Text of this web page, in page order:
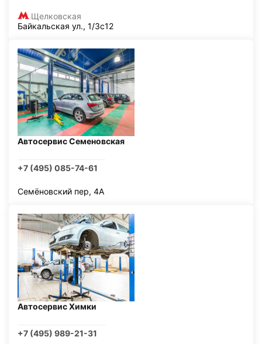
Щелковская
Байкальская ул., 1/3с12
Автосервис Семеновская
+7 (495) 085-74-61
Семёновский пер, 4А
Автосервис Химки
+7 (495) 989-21-31